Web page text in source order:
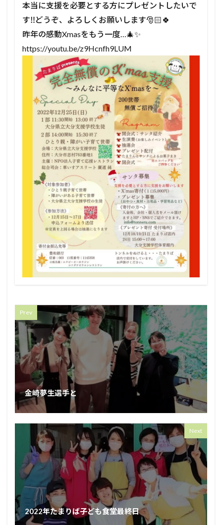
本当に支援を必要とする方にプレゼントしたいで
す‼どうぞ、よろしくお願いします🎅🏻🍀
昨年の感動Xmasをもう一度…🎄✨
https://youtu.be/z9Hcnfh9LUM⁡
Prev
金崎夢生選手と
Next
2022年たまりば子ども食堂最終日